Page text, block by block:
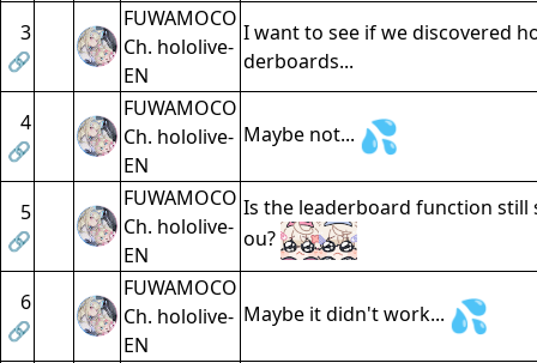
3
🔗
FUWAMOCO
Ch. hololive-
EN
I want to see if we discovered
derboards...
4
🔗
FUWAMOCO
Ch. hololive-
EN
Maybe not...
5
🔗
FUWAMOCO
Ch. hololive-
EN
Is the leaderboard function still
ou?
6
🔗
FUWAMOCO
Ch. hololive-
EN
Maybe it didn't work...